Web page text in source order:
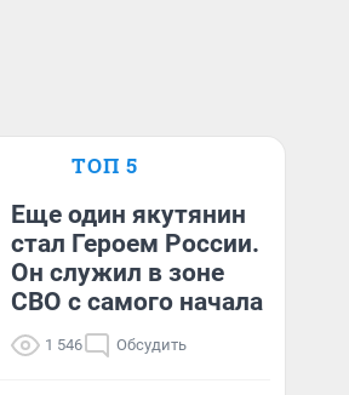
ТОП 5
Еще один якутянин
стал Героем России.
Он служил в зоне
СВО с самого начала
1 546 Обсудить